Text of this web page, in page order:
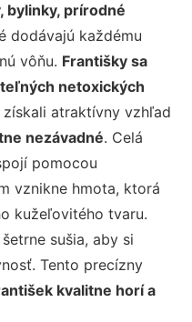
bylinky, prírodné
dodávajú každému
vôňu. Františky sa
netoxických
získali atraktívny vzhľad
nezávadné. Celá
pomocou
vznikne hmota, ktorá
kužeľovitého tvaru.
sušia, aby si
Tento precízny
kvalitne horí a